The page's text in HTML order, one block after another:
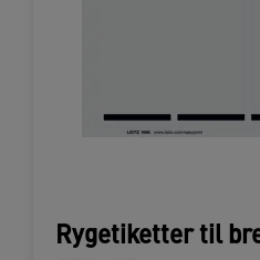
Rygetiketter til